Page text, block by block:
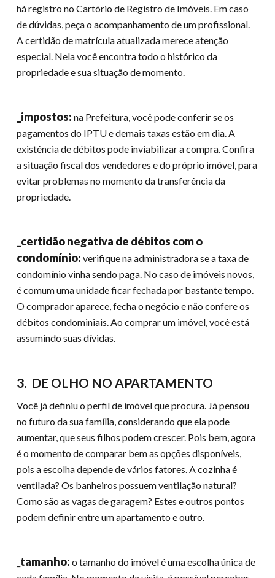
há registro no Cartório de Registro de Imóveis. Em caso
de dúvidas, peça o acompanhamento de um profissional.
A certidão de matrícula atualizada merece atenção
especial. Nela você encontra todo o histórico da
propriedade e sua situação de momento.
_impostos:na Prefeitura, você pode conferir se os
pagamentos do IPTU e demais taxas estão em dia. A
existência de débitos pode inviabilizar a compra. Confira
a situação fiscal dos vendedores e do próprio imóvel, para
evitar problemas no momento da transferência da
propriedade.
_certidão negativa de débitos com o
condomínio:verifique na administradora se a taxa de
condomínio vinha sendo paga. No caso de imóveis novos,
é comum uma unidade ficar fechada por bastante tempo.
O comprador aparece, fecha o negócio e não confere os
débitos condominiais. Ao comprar um imóvel, você está
assumindo suas dívidas.
3. DE OLHO NO APARTAMENTO
Você já definiu o perfil de imóvel que procura. Já pensou
no futuro da sua família, considerando que ela pode
aumentar, que seus filhos podem crescer. Pois bem, agora
é o momento de comparar bem as opções disponíveis,
pois a escolha depende de vários fatores. A cozinha é
ventilada? Os banheiros possuem ventilação natural?
Como são as vagas de garagem? Estes e outros pontos
podem definir entre um apartamento e outro.
tamanho:o tamanho do imóvel é uma escolha única de